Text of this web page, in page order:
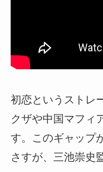
初恋というストレ
クザや中国マフィ
す。このギャップ
さすが、三池崇史